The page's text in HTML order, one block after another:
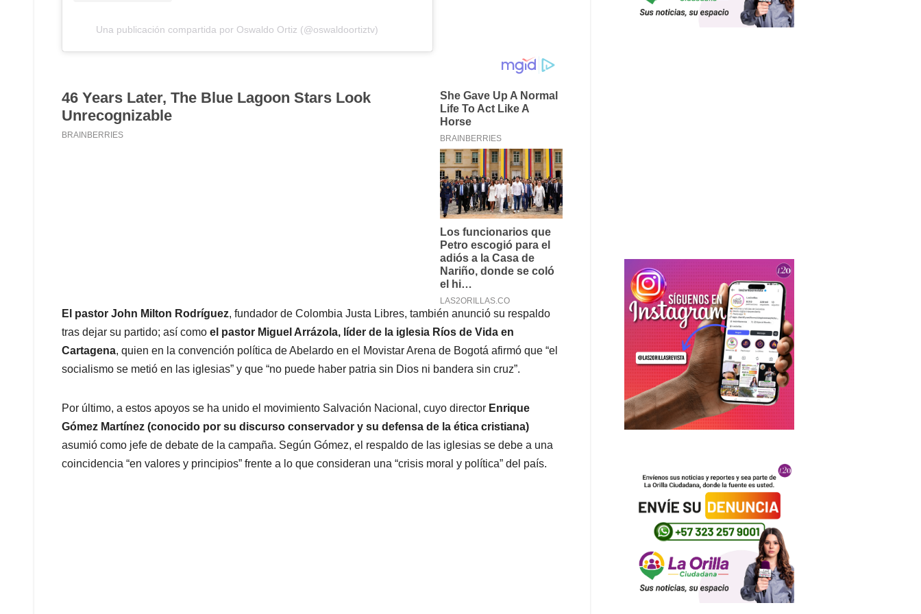
Una publicación compartida por Oswaldo Ortiz (@oswaldoortiztv)
El pastor John Milton Rodríguez, fundador de Colombia Justa Libres, también anunció su respaldo
tras dejar su partido; así como el pastor Miguel Arrázola, líder de la iglesia Ríos de Vida en
Cartagena, quien en la convención política de Abelardo en el Movistar Arena de Bogotá afirmó que “el
socialismo se metió en las iglesias” y que “no puede haber patria sin Dios ni bandera sin cruz”.
Por último, a estos apoyos se ha unido el movimiento Salvación Nacional, cuyo director Enrique
Gómez Martínez (conocido por su discurso conservador y su defensa de la ética cristiana)
asumió como jefe de debate de la campaña. Según Gómez, el respaldo de las iglesias se debe a una
coincidencia “en valores y principios” frente a lo que consideran una “crisis moral y política” del país.